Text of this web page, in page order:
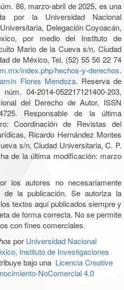
86, marzo-abril de 2025, es una
por la Universidad Nacional
Delegación Coyoacán,
por medio del Instituto de
Mario de la Cueva s/n, Ciudad
de México, Tel. (52) 55 56 22 74
index.php/hechos-y-derechos.
Flores Mendoza. Reserva de
04-2014-052217121400-203,
del Derecho de Autor, ISSN
Responsable de la última
Coordinación de Revistas del
Ricardo Hernández Montes
s/n, Ciudad Universitaria, C. P.
de la última modificación: marzo
los autores no necesariamente
la publicación. Se autoriza la
textos aquí publicados siempre y
de forma correcta. No se permite
con fines comerciales.
por Universidad Nacional
Instituto de Investigaciones
bajo una Licencia Creative
NoComercial 4.0